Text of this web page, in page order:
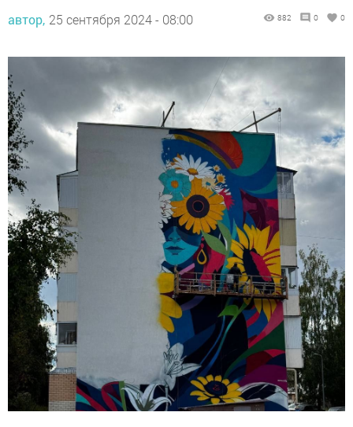
автор, 25 сентября 2024 - 08:00 882 0 0